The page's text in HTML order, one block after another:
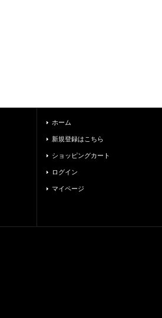
ホーム
新規登録はこちら
ショッピングカート
ログイン
マイページ